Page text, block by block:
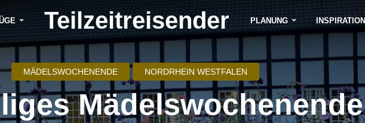
Teilzeitreisender PLANUNG INSPIRATION
MÄDELSWOCHENENDE NORDRHEIN WESTFALEN
Mädelswochenende